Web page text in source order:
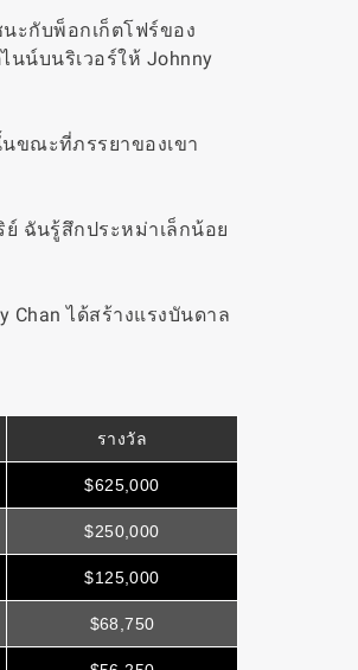
นะกับพ็อกเก็ตโฟร์ของ
นน์บนริเวอร์ให้ Johnny
ขณะที่ภรรยาของเขา
ฉันรู้สึกประหม่าเล็กน้อย
Chan ได้สร้างแรงบันดาล
รางวัล
$625,000
$250,000
$125,000
$68,750